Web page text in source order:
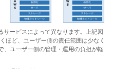
サービスによって異なります。上記図
ほど、ユーザー側の責任範囲は少なく
、ユーザー側の管理・運用の負担が軽